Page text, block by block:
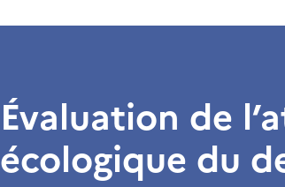
Évaluation de
écologique du